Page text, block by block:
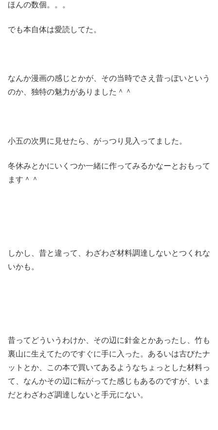
ほんの数個。。。
でも本自体は愛読してた。
なんか漫画の感じとかが、その当時でさえ昔っぽいという
のか、独特の魅力がありました＾＾
小五の次男に見せたら、がっつり見入ってました。
冬休みとかにいくつか一緒に作ってみるかなーとおもって
ます＾＾
しかし、昔と違って、わざわざ材料調達しないとつくれな
いかも。
昔ってどういうわけか、その辺に針金とかあったし、竹も
裏山に生えてたのですぐに手に入った。あるいは古びたナ
ットとか、この本で買いてあるようなちょっとした材料っ
て、なんかその辺に転がってた感じもあるのですが、いま
だとわざわざ調達しないと手元にない。